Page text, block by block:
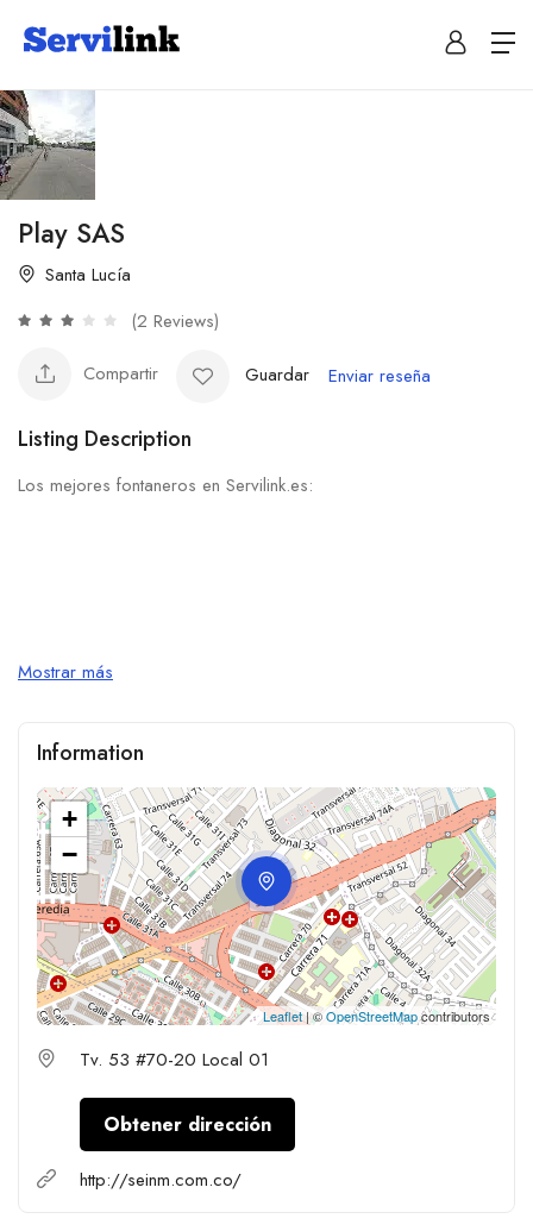
Play SAS
Santa Lucía
(2 Reviews)
Compartir Guardar Enviar reseña
Listing Description
Los mejores fontaneros en Servilink.es:
Mostrar más
Information
+
−
Leaflet| ©OpenStreetMapcontributors
Tv. 53 #70-20 Local 01
Obtener dirección
http://seinm.com.co/